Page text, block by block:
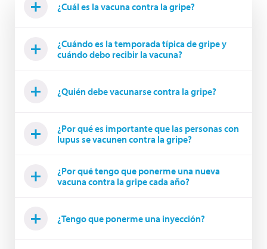
¿Cuál es la vacuna contra la gripe?
¿Cuándo es la temporada típica de gripe y
cuándo debo recibir la vacuna?
¿Quién debe vacunarse contra la gripe?
¿Por qué es importante que las personas con
lupus se vacunen contra la gripe?
¿Por qué tengo que ponerme una nueva
vacuna contra la gripe cada año?
¿Tengo que ponerme una inyección?